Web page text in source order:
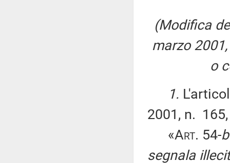
(Modifica
marzo
o
1.
2001, n.
«Art. 54-
segnala